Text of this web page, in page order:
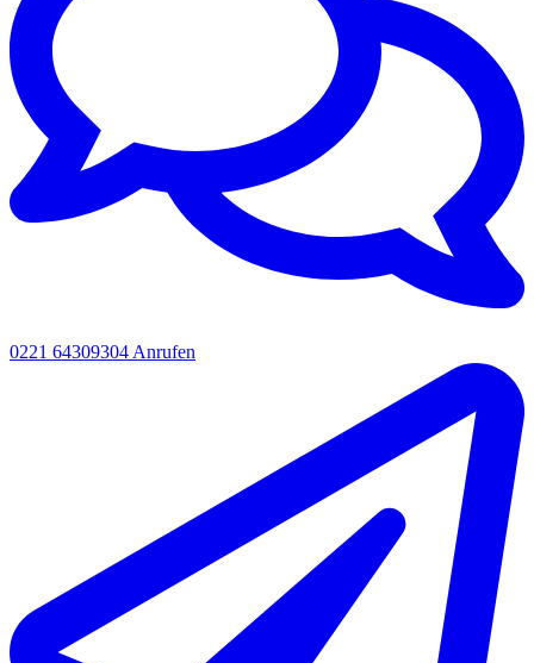
0221 64309304 Anrufen